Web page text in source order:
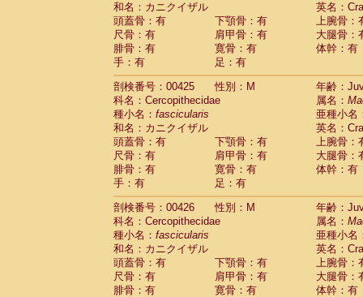
和名：カニクイザル
英名：
頭蓋骨：有
下顎骨：有
上腕骨：
尺骨：有
肩甲骨：有
大腿骨：
腓骨：有
寛骨：有
体幹：有
手：有
足：有
剖検番号：00425
性別：M
年齢：
科名：Cercopithecidae
属名：
種小名： fascicularis
亜種小名
和名：カニクイザル
英名：
頭蓋骨：有
下顎骨：有
上腕骨：
尺骨：有
肩甲骨：有
大腿骨：
腓骨：有
寛骨：有
体幹：有
手：有
足：有
剖検番号：00426
性別：M
年齢：
科名：Cercopithecidae
属名：
種小名： fascicularis
亜種小名
和名：カニクイザル
英名：
頭蓋骨：有
下顎骨：有
上腕骨：
尺骨：有
肩甲骨：有
大腿骨：
腓骨：有
寛骨：有
体幹：有